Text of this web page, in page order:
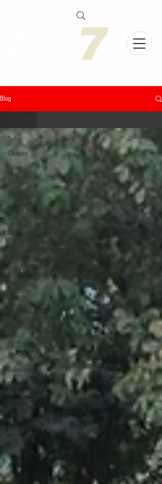
Blog
Todas
Chiapas
Sports
Nacional
Internacional
Interés
General
Selva
Política
El Sie7e
Temas
Centrales
Estilo de
Israel
bano
Tragedia
Guatemala
Grupo
Financiero
Continental